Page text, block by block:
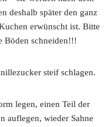
deshalb später den ganz
erwünscht ist. Bitte
Böden schneiden!!!
steif schlagen.
legen, einen Teil der
auflegen, wieder Sahne